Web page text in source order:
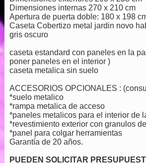
Dimensiones internas 270 x 210 cm
Apertura de puerta doble: 180 x 198
Caseta Cobertizo metal jardin novo
gris oscuro
caseta estandard con paneles en la
poner paneles en el interior )
caseta metalica sin suelo
ACCESORIOS OPCIONALES :
*suelo metalico
*rampa metalica de acceso
*paneles metalicos para el interior de
*revestimiento exterior con granulos
*panel para colgar herramientas
Garantía de 20 años.
PUEDEN SOLICITAR